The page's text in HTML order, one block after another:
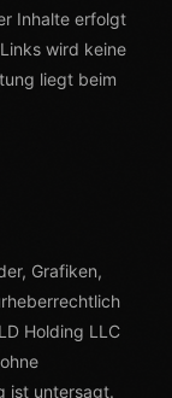
Inhalte erfolgt
wird keine
liegt beim
Grafiken,
Holding LLC
ist untersagt.